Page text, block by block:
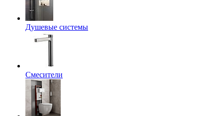
Душевые системы
Смесители